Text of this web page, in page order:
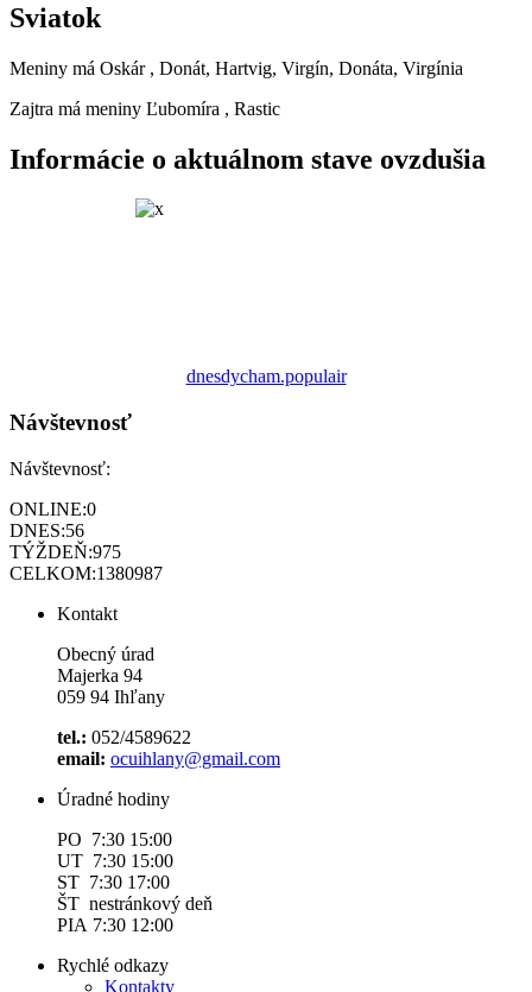
Sviatok
Meniny má Oskár , Donát, Hartvig, Virgín, Donáta, Virgínia
Zajtra má meniny Ľubomíra , Rastic
Informácie o aktuálnom stave ovzdušia
dnesdycham.populair
Návštevnosť
Návštevnosť:
ONLINE:0
DNES:56
TÝŽDEŇ:975
CELKOM:1380987
Kontakt
Obecný úrad
Majerka 94
059 94 Ihľany
tel.: 052/4589622
email: ocuihlany@gmail.com
Úradné hodiny
PO 7:30 15:00
UT 7:30 15:00
ST 7:30 17:00
ŠT nestránkový deň
PIA 7:30 12:00
Rychlé odkazy
Kontakty